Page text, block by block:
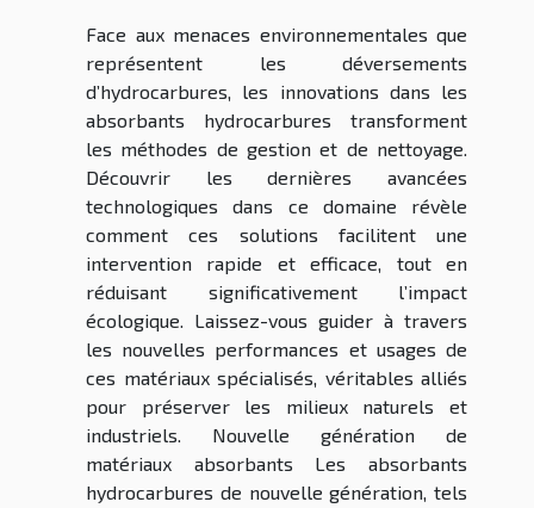
Face aux menaces environnementales que
représentent les déversements
d’hydrocarbures, les innovations dans les
absorbants hydrocarbures transforment
les méthodes de gestion et de nettoyage.
Découvrir les dernières avancées
technologiques dans ce domaine révèle
comment ces solutions facilitent une
intervention rapide et efficace, tout en
réduisant significativement l’impact
écologique. Laissez-vous guider à travers
les nouvelles performances et usages de
ces matériaux spécialisés, véritables alliés
pour préserver les milieux naturels et
industriels. Nouvelle génération de
matériaux absorbants Les absorbants
hydrocarbures de nouvelle génération, tels